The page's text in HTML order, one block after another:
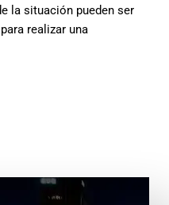
la situación pueden ser
realizar una